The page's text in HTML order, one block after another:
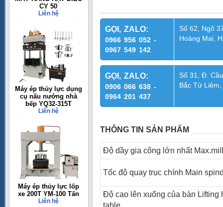
CY 50
Liên hệ
Máy ép thủy lực dụng
cụ nấu nướng nhà
bếp YQ32-315T
Liên hệ
Máy ép thủy lực lốp
xe 200T YM-100 Tấn
Liên hệ
GỌI, ZALO:
0966 956 052 -
0967 549 142
Số 62, Ngõ
Hoàng Mai,
GỌI, ZALO:
0906 066 638 -
0964 201 437
Số 31, Đ.
Bắc Từ
THÔNG TIN SẢN PHẨM
Độ dầy gia công lớn nhất
Tốc độ quay trục chính Main
Độ cao lên xuống của bàn Lifting
table